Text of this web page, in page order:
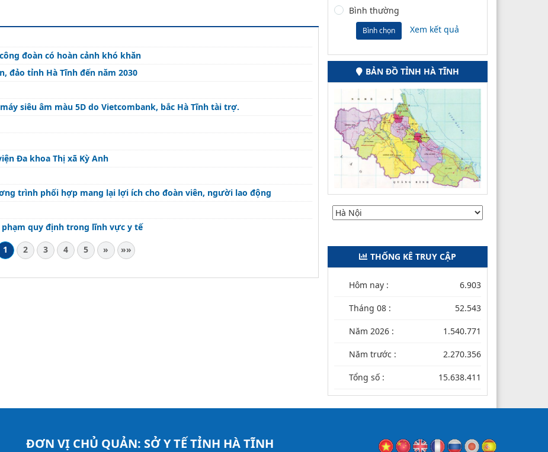
đoàn có hoàn cảnh khó khăn
đảo tỉnh Hà Tĩnh đến năm 2030
siêu âm màu 5D do Vietcombank, bắc Hà Tĩnh tài trợ.
Đa khoa Thị xã Kỳ Anh
trình phối hợp mang lại lợi ích cho đoàn viên, người lao động
quy định trong lĩnh vực y tế
1
2 3 4 5 » »»
Bình thường
Bình chọn Xem kết quả
BẢN ĐỒ TỈNH HÀ TĨNH
THỐNG KÊ TRUY CẬP
Hôm nay : 6.903
Tháng 08 : 52.543
Năm 2026 : 1.540.771
Năm trước : 2.270.356
Tổng số : 15.638.411
ĐƠN VỊ CHỦ QUẢN: SỞ Y TẾ TỈNH HÀ TĨNH